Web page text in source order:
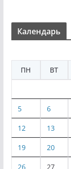
Календарь
ПН
ВТ
5 6
12 13
19 20
26 27